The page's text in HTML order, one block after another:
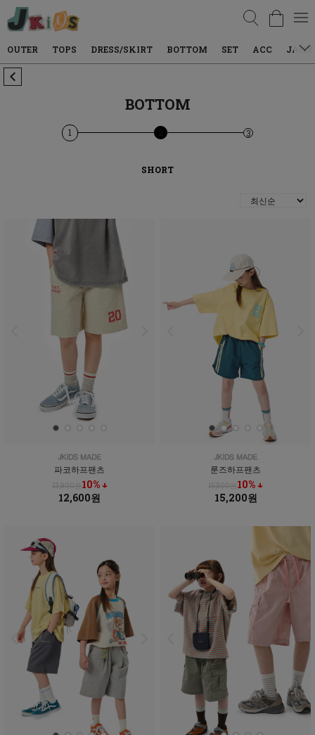
검색
TOPS DRESS/SKIRT BOTTOM SET ACC JAILY WEAR
BOTTOM
1 3
SHORT
파코하프팬츠
13,900원10% ↓
12,600원
룬즈하프팬츠
16,800원10% ↓
15,200원